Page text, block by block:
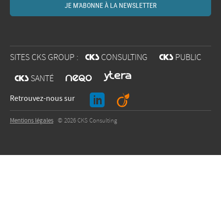
SITES CKS GROUP : @ CONSULTING @ PUBLIC
@ SANTÉ O
Retrouvez-nous sur J A
Mentions légales © 2026 CKS Consulting